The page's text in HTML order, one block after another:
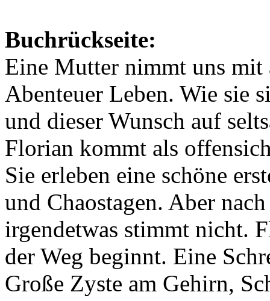
Buchrückseite:
Eine Mutter nimmt uns mit
Abenteuer Leben. Wie sie
und dieser Wunsch auf
Florian kommt als
Sie erleben eine schöne
und Chaostagen. Aber
irgendetwas stimmt nicht.
der Weg beginnt. Eine
Große Zyste am Gehirn,